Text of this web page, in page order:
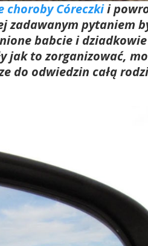
choroby Córeczkii
zadawanym pytaniem
babcie i
jak to zorganizować,
do odwiedzin całą